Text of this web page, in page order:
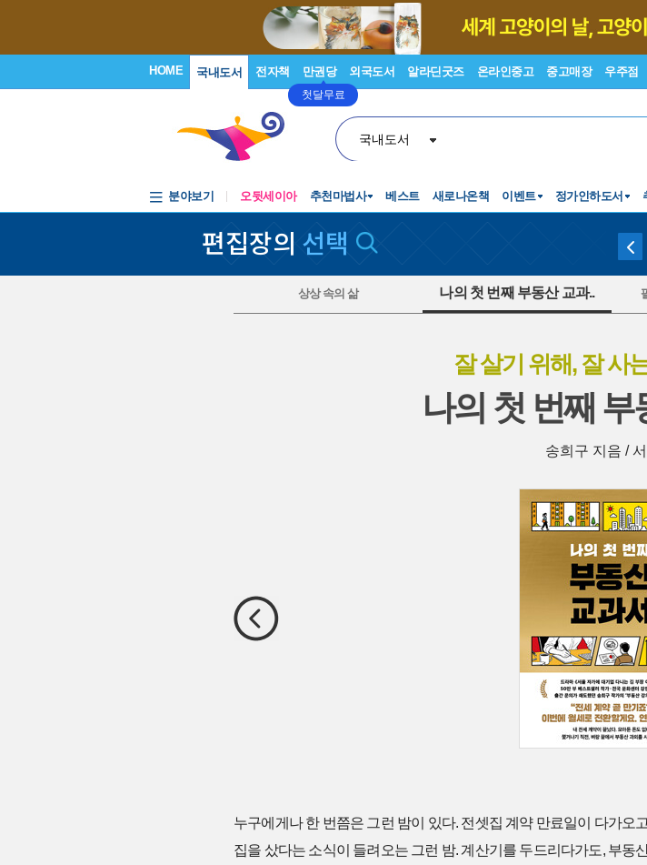
HOME 국내도서 전자책 만권당
첫달무료
외국도서 알라딘굿즈 온라인중고 중고매장 우주점
국내도서
분야보기 오뒷세이아 추천마법사 베스트 새로나온책 이벤트 정가인하도서
편집장의 선택
상상 속의 삶 나의 첫 번째 부동산 교과..
잘 살기 위해, 잘 사
나의 첫 번째 부
송희구 지음 /
누구에게나 한 번쯤은 그런 밤이 있다. 전셋집 계약 만료일이 다가오
집을 샀다는 소식이 들려오는 그런 밤. 계산기를 두드리다가도, 부동